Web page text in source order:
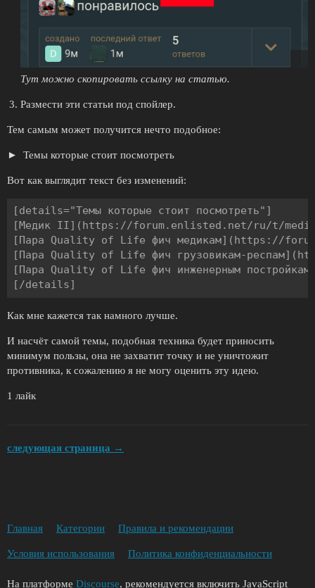
Тут можно скопировать ссылку на статью.
Размести эти статьи под спойлер.
Тем самым может получится нечто подобное:
Темы которые стоит посмотреть
Вот как выглядит текст без изменений:
[details="Темы которые стоит посмотреть"]
[Медик II](https://forum.enlisted.net/ru/t/
[Пара Quality of Life фич медикам](https://
[Пара Quality of Life фич грузовикам-
[Пара Quality of Life фич инженерным
Как мне кажется так намного лучше.
И насчёт самой темы, подобная техника будет приносить
минимум пользы, она не захватит точку и не уничтожит
противника, к сожалению я не могу оценить эту идею.
1 лайк
следующая страница →
Главная Категории Правила и рекомендации
Условия использования Политика конфиденциальности
На платформе Discourse, рекомендуется включить JavaScript